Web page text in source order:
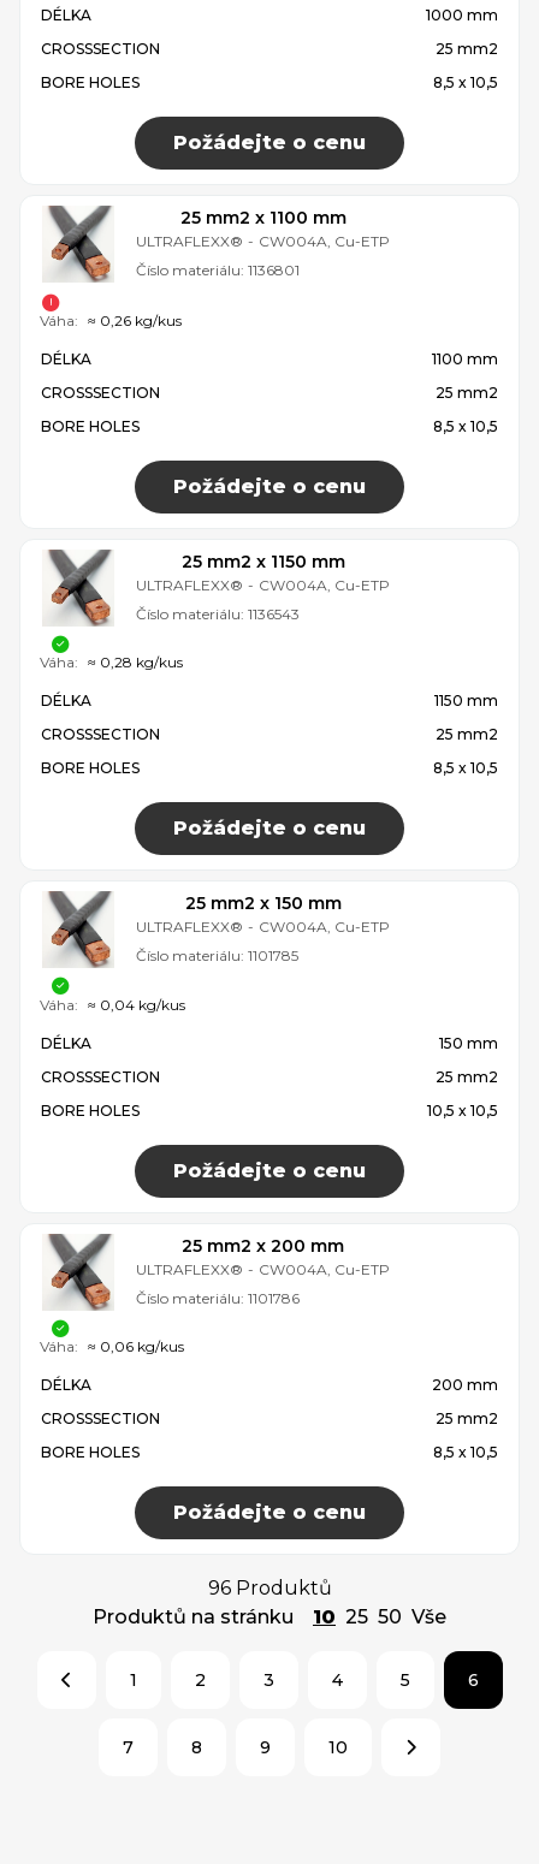
DÉLKA
1000 mm
CROSSSECTION
25 mm2
BORE HOLES
8,5 x 10,5
Požádejte o cenu
25 mm2 x 1100 mm
ULTRAFLEXX® - CW004A, Cu-ETP
Číslo materiálu: 1136801
DÉLKA
1100 mm
CROSSSECTION
25 mm2
BORE HOLES
8,5 x 10,5
Požádejte o cenu
Váha: ≈ 0,26 kg/kus
25 mm2 x 1150 mm
ULTRAFLEXX® - CW004A, Cu-ETP
Číslo materiálu: 1136543
DÉLKA
1150 mm
CROSSSECTION
25 mm2
BORE HOLES
8,5 x 10,5
Požádejte o cenu
Váha: ≈ 0,28 kg/kus
25 mm2 x 150 mm
ULTRAFLEXX® - CW004A, Cu-ETP
Číslo materiálu: 1101785
DÉLKA
150 mm
CROSSSECTION
25 mm2
BORE HOLES
10,5 x 10,5
Požádejte o cenu
Váha: ≈ 0,04 kg/kus
25 mm2 x 200 mm
ULTRAFLEXX® - CW004A, Cu-ETP
Číslo materiálu: 1101786
DÉLKA
200 mm
CROSSSECTION
25 mm2
BORE HOLES
8,5 x 10,5
Požádejte o cenu
Váha: ≈ 0,06 kg/kus
96 Produktů
Produktů na stránku
10 25 50 Vše
1 2 3 4 5 6
7 8 9 10